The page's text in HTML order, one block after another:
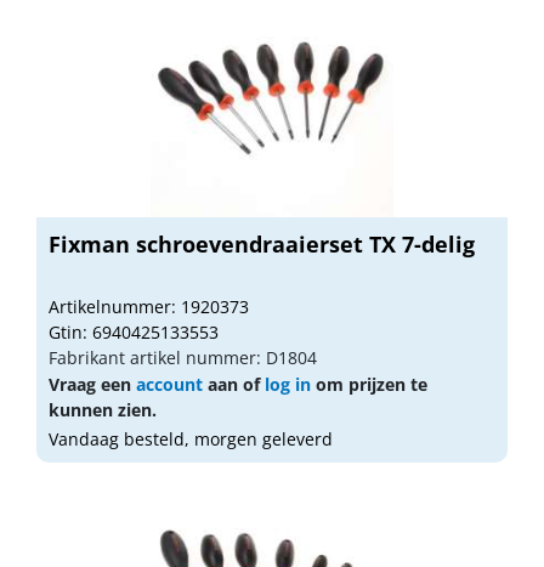
Fixman schroevendraaierset TX 7-delig
Artikelnummer: 1920373
Gtin: 6940425133553
Fabrikant artikel nummer: D1804
Vraag een account aan of log in om prijzen te
kunnen zien.
Vandaag besteld, morgen geleverd